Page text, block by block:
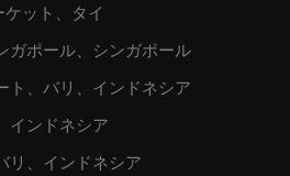
ット、タイ
ガポール、シンガポール
ト、バリ、インドネシア
インドネシア
リ、インドネシア